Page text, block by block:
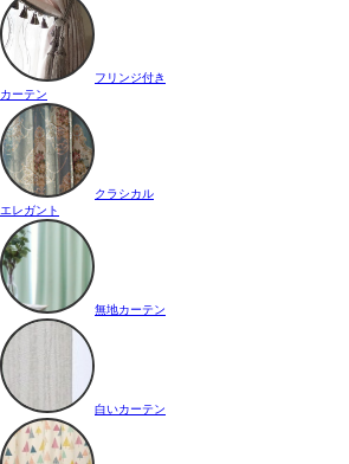
フリンジ付き
カーテン
クラシカル
エレガント
無地カーテン
白いカーテン